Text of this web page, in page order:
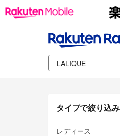
タイプで絞り込み
レディース